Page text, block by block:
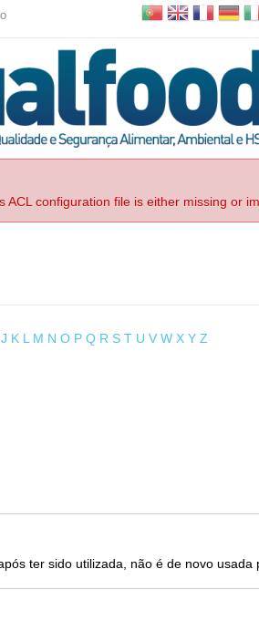
ACL configuration file is either missing or
J K L M N O P Q R S T U V W X Y Z
ter sido utilizada, não é de novo